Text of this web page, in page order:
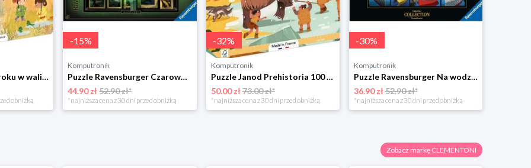
Puzzle Janod Pory roku w walizce 36 elementów
obniżką
-15%
Komputronik
Puzzle Ravensburger Czarownica 1000 el.
44.90 zł52.90 zł*
*najniższa cena z 30 dni przed obniżką
-32%
Komputronik
Puzzle Janod Prehistoria 100 el.
50.00 zł73.00 zł*
*najniższa cena z 30 dni przed obniżką
-30%
Komputronik
Puzzle Ravensburger Na wodzie 1000 el.
36.90 zł52.90 zł*
*najniższa cena z 30 dni przed obniżką
Zobacz markę CLEMENTONI